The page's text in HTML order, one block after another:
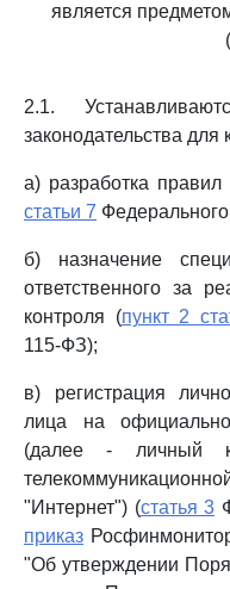
является
2.1.
законодательства
а) разработка правил
статьи 7
б) назначение
ответственного за
контроля (пункт 2
115-ФЗ);
в) регистрация
лица на
(далее - личный
"Интернет") (статья 3
приказ
"Об утверждении